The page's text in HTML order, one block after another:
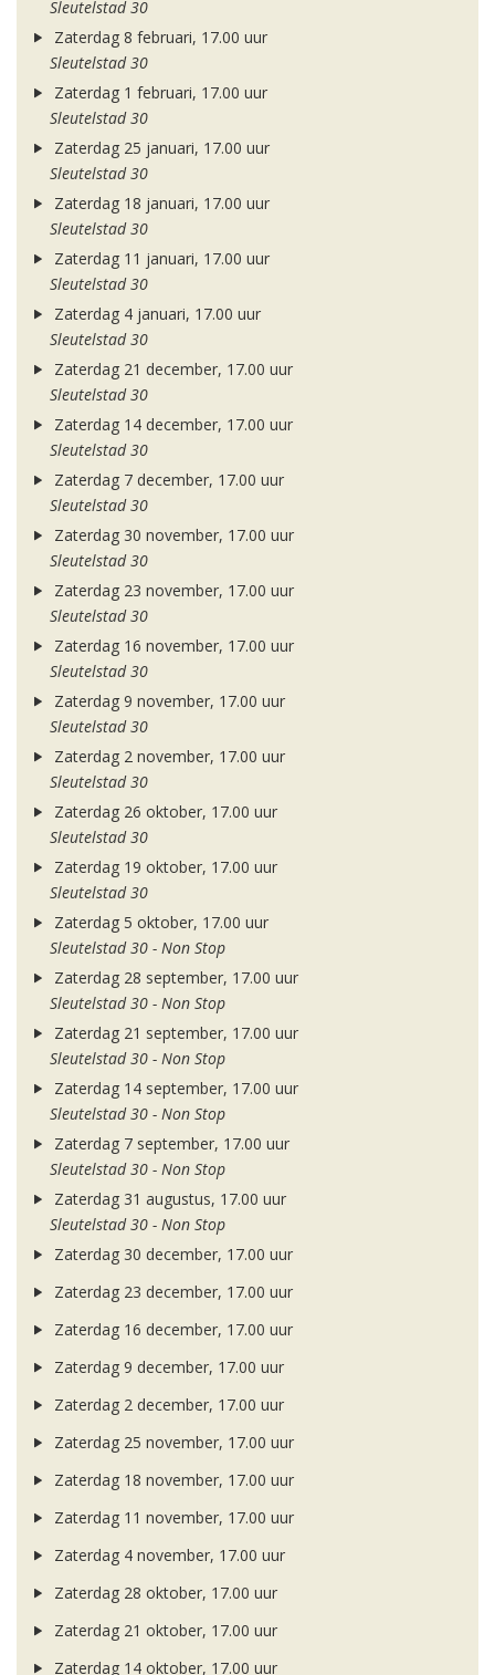
Sleutelstad 30
Zaterdag 8 februari, 17.00 uur
Sleutelstad 30
Zaterdag 1 februari, 17.00 uur
Sleutelstad 30
Zaterdag 25 januari, 17.00 uur
Sleutelstad 30
Zaterdag 18 januari, 17.00 uur
Sleutelstad 30
Zaterdag 11 januari, 17.00 uur
Sleutelstad 30
Zaterdag 4 januari, 17.00 uur
Sleutelstad 30
Zaterdag 21 december, 17.00 uur
Sleutelstad 30
Zaterdag 14 december, 17.00 uur
Sleutelstad 30
Zaterdag 7 december, 17.00 uur
Sleutelstad 30
Zaterdag 30 november, 17.00 uur
Sleutelstad 30
Zaterdag 23 november, 17.00 uur
Sleutelstad 30
Zaterdag 16 november, 17.00 uur
Sleutelstad 30
Zaterdag 9 november, 17.00 uur
Sleutelstad 30
Zaterdag 2 november, 17.00 uur
Sleutelstad 30
Zaterdag 26 oktober, 17.00 uur
Sleutelstad 30
Zaterdag 19 oktober, 17.00 uur
Sleutelstad 30
Zaterdag 5 oktober, 17.00 uur
Sleutelstad 30 - Non Stop
Zaterdag 28 september, 17.00 uur
Sleutelstad 30 - Non Stop
Zaterdag 21 september, 17.00 uur
Sleutelstad 30 - Non Stop
Zaterdag 14 september, 17.00 uur
Sleutelstad 30 - Non Stop
Zaterdag 7 september, 17.00 uur
Sleutelstad 30 - Non Stop
Zaterdag 31 augustus, 17.00 uur
Sleutelstad 30 - Non Stop
Zaterdag 30 december, 17.00 uur
Zaterdag 23 december, 17.00 uur
Zaterdag 16 december, 17.00 uur
Zaterdag 9 december, 17.00 uur
Zaterdag 2 december, 17.00 uur
Zaterdag 25 november, 17.00 uur
Zaterdag 18 november, 17.00 uur
Zaterdag 11 november, 17.00 uur
Zaterdag 4 november, 17.00 uur
Zaterdag 28 oktober, 17.00 uur
Zaterdag 21 oktober, 17.00 uur
Zaterdag 14 oktober, 17.00 uur